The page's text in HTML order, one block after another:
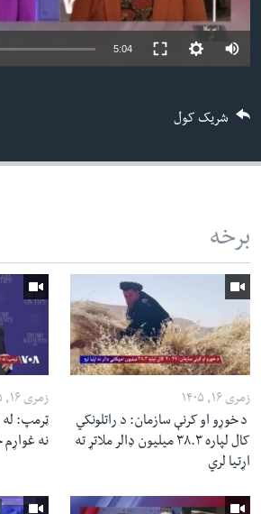
شئ
5:04
شریک کول
برخه
زمری ۱۶, ۱۴۰۵
د خوړو او کرنې سازمان: د راتلونکي
کال لپاره ۳۸.۳ میلیون ډالر ملاتړ ته
اړتیا لري
زمری ۱۶, ۱۴۰۵
ټرمپ: له
نه